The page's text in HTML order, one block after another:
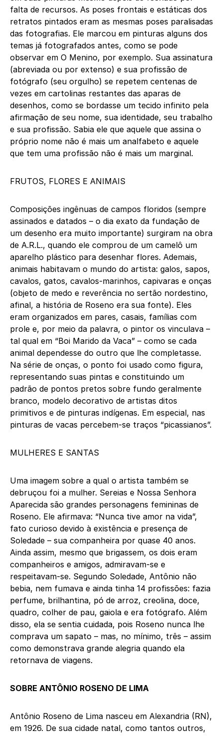
falta de recursos. As poses frontais e estáticas dos
retratos pintados eram as mesmas poses paralisadas
das fotografias. Ele marcou em pinturas alguns dos
temas já fotografados antes, como se pode
observar em O Menino, por exemplo. Sua assinatura
(abreviada ou por extenso) e sua profissão de
fotógrafo (seu orgulho) se repetem centenas de
vezes em cartolinas restantes das aparas de
desenhos, como se bordasse um tecido infinito pela
afirmação de seu nome, sua identidade, seu trabalho
e sua profissão. Sabia ele que aquele que assina o
próprio nome não é mais um analfabeto e aquele
que tem uma profissão não é mais um marginal.
FRUTOS, FLORES E ANIMAIS
Composições ingênuas de campos floridos (sempre
assinados e datados – o dia exato da fundação de
um desenho era muito importante) surgiram na obra
de A.R.L., quando ele comprou de um camelô um
aparelho plástico para desenhar flores. Ademais,
animais habitavam o mundo do artista: galos, sapos,
cavalos, gatos, cavalos-marinhos, capivaras e onças
(objeto de medo e reverência no sertão nordestino,
afinal, a história de Roseno era sua fonte). Eles
eram organizados em pares, casais, famílias com
prole e, por meio da palavra, o pintor os vinculava –
tal qual em “Boi Marido da Vaca” – como se cada
animal dependesse do outro que lhe completasse.
Na série de onças, o ponto foi usado como figura,
representando suas pintas e constituindo um
padrão de pontos pretos sobre fundo geralmente
branco, modelo decorativo de artistas ditos
primitivos e de pinturas indígenas. Em especial, nas
pinturas de vacas percebem-se traços “picassianos”.
MULHERES E SANTAS
Uma imagem sobre a qual o artista também se
debruçou foi a mulher. Sereias e Nossa Senhora
Aparecida são grandes personagens femininas de
Roseno. Ele afirmava: “Nunca tive amor na vida”,
fato curioso devido à existência e presença de
Soledade – sua companheira por quase 40 anos.
Ainda assim, mesmo que brigassem, os dois eram
companheiros e amigos, admiravam-se e
respeitavam-se. Segundo Soledade, Antônio não
bebia, nem fumava e ainda tinha 14 profissões: fazia
perfume, brilhantina, pó de arroz, creolina, doce,
quadro, colher de pau, gaiola e era fotógrafo. Além
disso, ela se sentia cuidada, pois Roseno nunca lhe
comprava um sapato – mas, no mínimo, três – assim
como demonstrava grande alegria quando ela
retornava de viagens.
SOBRE ANTÔNIO ROSENO DE LIMA
Antônio Roseno de Lima nasceu em Alexandria (RN),
em 1926. De sua cidade natal, como tantos outros,